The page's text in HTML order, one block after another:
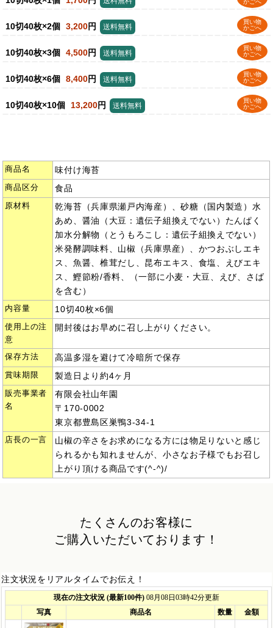
かごへ
10切40枚×2個 3,200円
買い物
かごへ
送料無料
10切40枚×3個 4,500円
買い物
かごへ
送料無料
10切40枚×6個 8,400円
買い物
かごへ
送料無料
10切40枚×10個 13,200円
買い物
かごへ
送料無料
商品名 味付け海苔
商品区分 食品
原材料
乾海苔（兵庫県瀬戸内海産）、砂糖（国内製造）水
あめ、醤油（大豆：遺伝子組換えでない）たんぱく
加水分解物（とうもろこし：遺伝子組換えでない）
米発酵調味料、山椒（兵庫県産）、かつおぶしエキ
ス、魚醤、椎茸だし、昆布エキス、食塩、えびエキ
ス、鰹節粉/香料、（一部に小麦・大豆、えび、さば
を含む）
内容量 10切40枚×6個
使用上の注
意
開封後はお早めに召し上がりください。
保存方法 高温多湿を避けて冷暗所で保存
賞味期限 製造日より約4ヶ月
販売事業者
名
有限会社山年園
〒170-0002
東京都豊島区巣鴨3-34-1
店長の一言
山椒の辛さをお求めになる方には物足りないと感じ
られるかも知れませんが、小さなお子様でもお召し
上がり頂ける商品です(^-^)/
たくさんのお客様に
ご購入いただいております！
注文状況をリアルタイムでお伝え！